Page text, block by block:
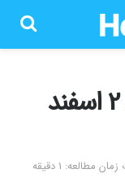
فال ابجد امروز چهارشنبه 2 اسفند
مطالعه: 1 دقیقه